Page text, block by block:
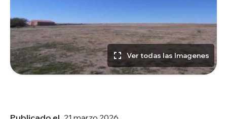
Ver todas las Imagenes